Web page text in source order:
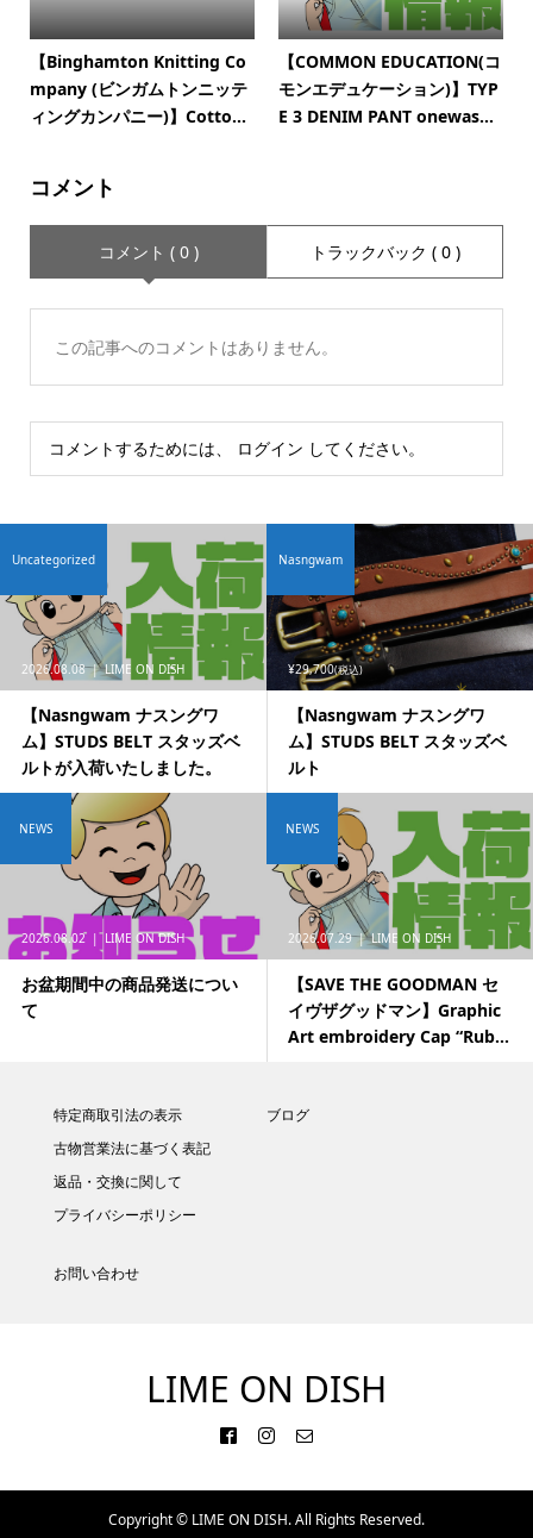
【Binghamton Knitting Co
mpany (ビンガムトンニッテ
ィングカンパニー)】Cotto...
【COMMON EDUCATION(コ
モンエデュケーション)】TYP
E 3 DENIM PANT onewas...
コメント
コメント ( 0 ) トラックバック ( 0 )
この記事へのコメントはありません。
コメントするためには、 ログイン してください。
2026.08.08 LIME ON DISH
【Nasngwam ナスングワ
ム】STUDS BELT スタッズベ
ルトが入荷いたしました。
Uncategorized
¥29,700(税込)
【Nasngwam ナスングワ
ム】STUDS BELT スタッズベ
ルト
Nasngwam
2026.08.02 LIME ON DISH
お盆期間中の商品発送につい
て
NEWS
2026.07.29 LIME ON DISH
【SAVE THE GOODMAN セ
イヴザグッドマン】Graphic
Art embroidery Cap “Rub...
NEWS
特定商取引法の表示
古物営業法に基づく表記
返品・交換に関して
プライバシーポリシー
ブログ
お問い合わせ
LIME ON DISH
Copyright © LIME ON DISH. All Rights Reserved.